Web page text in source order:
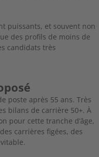
puissants, et souvent non
des profils de moins de
candidats très
poste après 55 ans. Très
bilans de carrière 50+. À
pour cette tranche d’âge,
carrièresfigées, des